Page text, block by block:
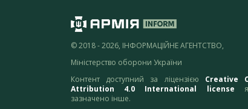
© 2018 - 2026, ІНФОРМАЦІЙНЕ АГЕНТСТВО,
Міністерство оборони України
Контент доступний за ліцензією Creative
Attribution 4.0 International license
зазначено інше.